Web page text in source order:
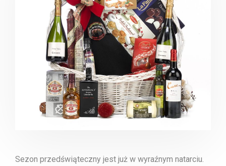
Sezon przedświąteczny jest już w wyraźnym natarciu.